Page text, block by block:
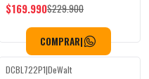
$169.990$229.900
COMPRAR|
-15%OFF
DCBL722P1|DeWalt